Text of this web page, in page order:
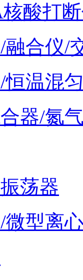
酸打
融合仪/
温混
器/氮
荡器
型离